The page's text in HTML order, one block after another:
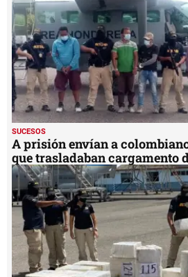
SUCESOS
A prisión envían a
que trasladaban cargamento